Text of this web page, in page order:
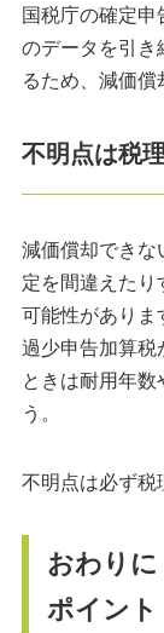
国税庁の確定
のデータを引き
るため、減価償
不明点は税
減価償却できな
定を間違えたり
可能性がありま
過少申告加算税
ときは耐用年数
う。
不明点は必ず税
おわり
ポイント